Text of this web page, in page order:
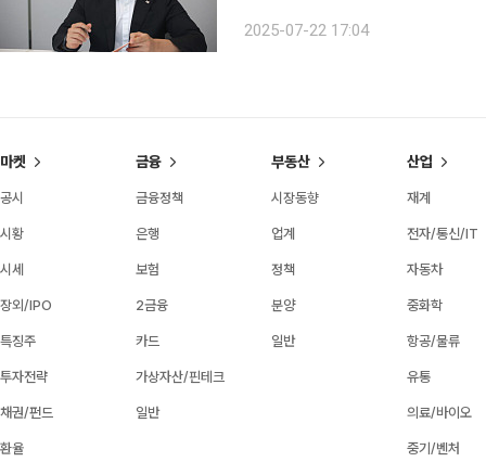
의하는 쪽으로 입장이 바뀌었습니다.
2025-07-22 17:04
마켓
공시
시황
시세
장외/IPO
특징주
투자전략
채권/펀드
환율
금융
금융정책
은행
보험
2금융
카드
가상자산/핀테크
일반
부동산
시장동향
업계
정책
분양
일반
산업
재계
전자/통신/IT
자동차
중화학
항공/물류
유통
의료/바이오
중기/벤처